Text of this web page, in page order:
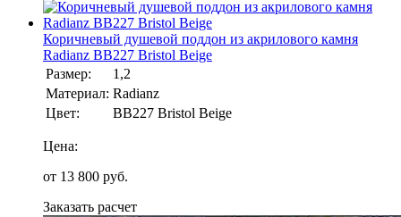
Коричневый душевой поддон из акрилового камня
Radianz BB227 Bristol Beige
Размер:
1,2
Материал: Radianz
Цвет:
BB227 Bristol Beige
Цена:
от 13 800 руб.
Заказать расчет